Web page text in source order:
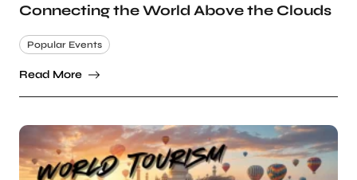
Connecting the World Above the Clouds
Popular Events
Read More